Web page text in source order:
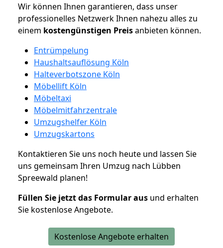
Wir können Ihnen garantieren, dass unser
professionelles Netzwerk Ihnen nahezu alles zu
einem kostengünstigen Preisanbieten können.
Entrümpelung
Haushaltsauflösung Köln
Halteverbotszone Köln
Möbellift Köln
Möbeltaxi
Möbelmitfahrzentrale
Umzugshelfer Köln
Umzugskartons
Kontaktieren Sie uns noch heute und lassen Sie
uns gemeinsam Ihren Umzug nach Lübben
Spreewald planen!
Füllen Sie jetzt das Formular aus und erhalten
Sie kostenlose Angebote.
Kostenlose Angebote erhalten